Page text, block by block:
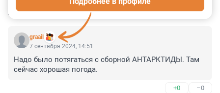
КОММЕНТАРИИ 5
graail
7 сентября 2024, 14:51
Надо было потягаться с сборной АНТАРКТИДЫ. Там
сейчас хорошая погода.
+0 –0